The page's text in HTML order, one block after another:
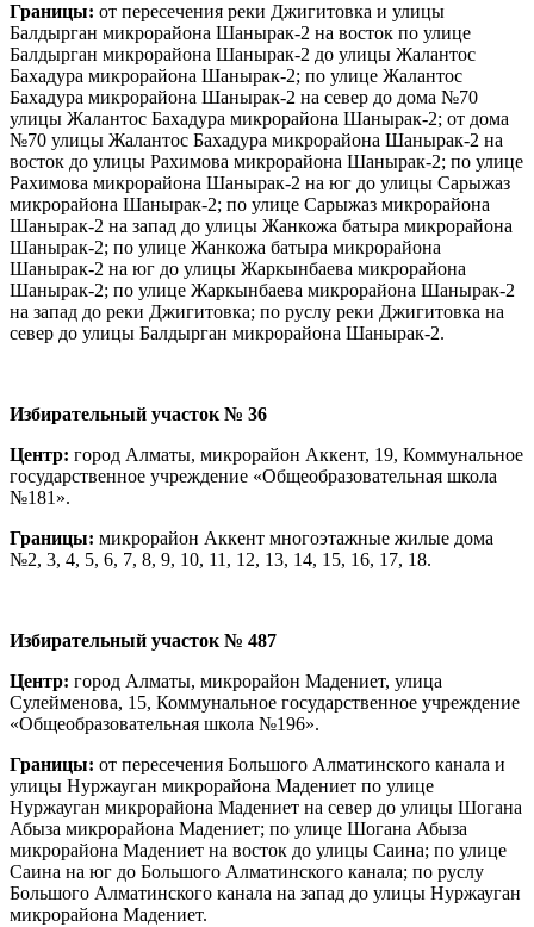
Границы: от пересечения реки Джигитовка и улицы
Балдырган микрорайона Шанырак-2 на восток по улице
Балдырган микрорайона Шанырак-2 до улицы Жалантос
Бахадура микрорайона Шанырак-2; по улице Жалантос
Бахадура микрорайона Шанырак-2 на север до дома №70
улицы Жалантос Бахадура микрорайона Шанырак-2; от дома
№70 улицы Жалантос Бахадура микрорайона Шанырак-2 на
восток до улицы Рахимова микрорайона Шанырак-2; по улице
Рахимова микрорайона Шанырак-2 на юг до улицы Сарыжаз
микрорайона Шанырак-2; по улице Сарыжаз микрорайона
Шанырак-2 на запад до улицы Жанкожа батыра микрорайона
Шанырак-2; по улице Жанкожа батыра микрорайона
Шанырак-2 на юг до улицы Жаркынбаева микрорайона
Шанырак-2; по улице Жаркынбаева микрорайона Шанырак-2
на запад до реки Джигитовка; по руслу реки Джигитовка на
север до улицы Балдырган микрорайона Шанырак-2.
Избирательный участок № 36
Центр: город Алматы, микрорайон Аккент, 19, Коммунальное
государственное учреждение «Общеобразовательная школа
№181».
Границы: микрорайон Аккент многоэтажные жилые дома
№2, 3, 4, 5, 6, 7, 8, 9, 10, 11, 12, 13, 14, 15, 16, 17, 18.
Избирательный участок № 487
Центр: город Алматы, микрорайон Мадениет, улица
Сулейменова, 15, Коммунальное государственное учреждение
«Общеобразовательная школа №196».
Границы: от пересечения Большого Алматинского канала и
улицы Нуржауган микрорайона Мадениет по улице
Нуржауган микрорайона Мадениет на север до улицы Шогана
Абыза микрорайона Мадениет; по улице Шогана Абыза
микрорайона Мадениет на восток до улицы Саина; по улице
Саина на юг до Большого Алматинского канала; по руслу
Большого Алматинского канала на запад до улицы Нуржауган
микрорайона Мадениет.